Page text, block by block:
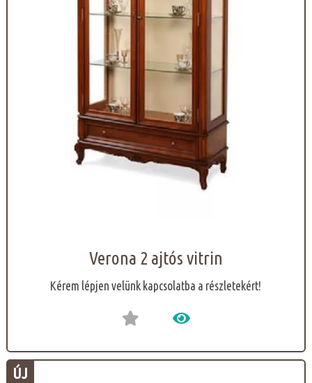
Verona 2 ajtós vitrin
Kérem lépjen velünk kapcsolatba a részletekért!
ÚJ